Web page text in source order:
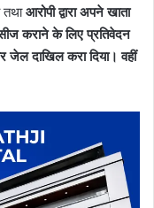
तथाआरोपी द्वारा अपने खाता
कराने के लिए प्रतिवेदन
जेल दाखिल करा दिया। वहीं